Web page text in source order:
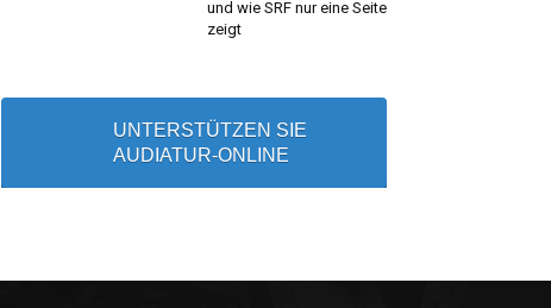
und wie SRF nur eine Seite
zeigt
UNTERSTÜTZEN SIE
AUDIATUR-ONLINE